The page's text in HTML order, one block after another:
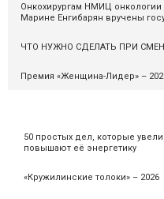
50 простых дел, которые
повышают её энергетику
«Кружилинские толоки» – 2026
Онкохирургам НМИЦ
Марине Енгибарян вручены
ЧТО НУЖНО СДЕЛАТЬ ПРИ
Премия «Женщина-Лидер» –